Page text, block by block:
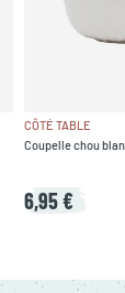
CÔTÉ TABLE
Coupelle chou
6,95 €